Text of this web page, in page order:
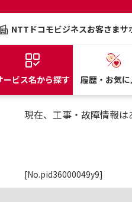
NTTドコモビジネスお客さまサ
ービス名から探す 履歴・お気に
現在、工事・故障情報は
[No.pid36000049y9]